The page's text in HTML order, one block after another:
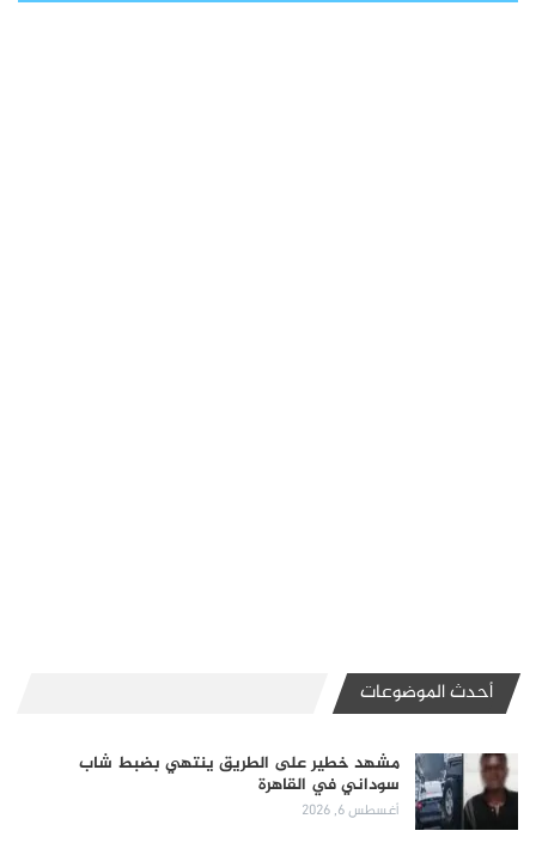
أحدث الموضوعات
مشهد خطير على الطريق ينتهي بضبط شاب
سوداني في القاهرة
أغسطس 6, 2026